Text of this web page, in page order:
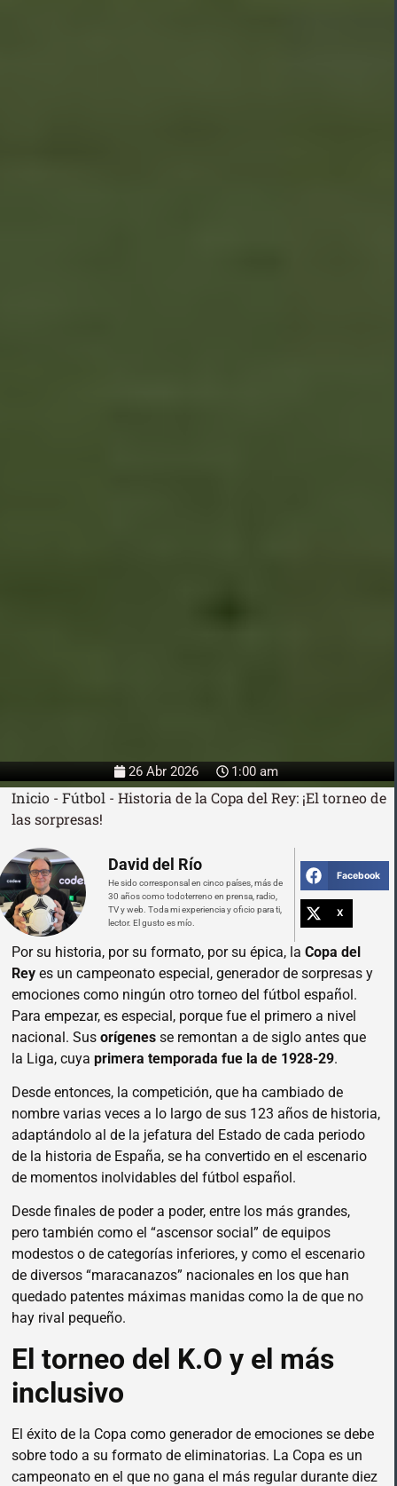
26 Abr 2026 1:00 am
Inicio - Fútbol - Historia de la Copa del Rey: ¡El torneo de
las sorpresas!
David del Río
He sido corresponsal en cinco países, más de
30 años como todoterreno en prensa, radio,
TV y web. Toda mi experiencia y oficio para ti,
lector. El gusto es mío.
Facebook
X
Por su historia, por su formato, por su épica, la Copa del
Rey es un campeonato especial, generador de sorpresas y
emociones como ningún otro torneo del fútbol español.
Para empezar, es especial, porque fue el primero a nivel
nacional. Sus orígenes se remontan a de siglo antes que
la Liga, cuya primera temporada fue la de 1928-29.
Desde entonces, la competición, que ha cambiado de
nombre varias veces a lo largo de sus 123 años de historia,
adaptándolo al de la jefatura del Estado de cada periodo
de la historia de España, se ha convertido en el escenario
de momentos inolvidables del fútbol español.
Desde finales de poder a poder, entre los más grandes,
pero también como el “ascensor social” de equipos
modestos o de categorías inferiores, y como el escenario
de diversos “maracanazos” nacionales en los que han
quedado patentes máximas manidas como la de que no
hay rival pequeño.
El torneo del K.O y el más
inclusivo
El éxito de la Copa como generador de emociones se debe
sobre todo a su formato de eliminatorias. La Copa es un
campeonato en el que no gana el más regular durante diez